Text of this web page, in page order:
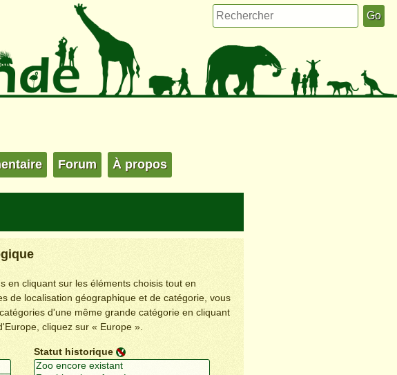
Forum À propos
en cliquant sur les éléments choisis tout en
de localisation géographique et de catégorie, vous
d'une même grande catégorie en cliquant
cliquez sur « Europe ».
Statut historique